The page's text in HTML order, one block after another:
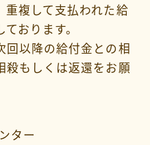
複して支払われた給
おります。
回以降の給付金との相
殺もしくは返還をお願
ター